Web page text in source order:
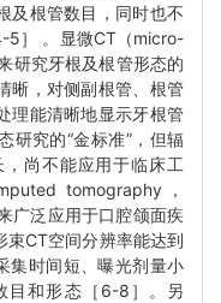
及根管数目，同时也不
5］ 。显微CT（micro-
研究牙根及根管形态的
晰，对侧副根管、根管
理能清晰地显示牙根管
研究的“金标准”，但辐
尚不能应用于临床工
tomography，
广泛应用于口腔颌面疾
束CT空间分辨率能达到
集时间短、曝光剂量小
目和形态［6-8］。另